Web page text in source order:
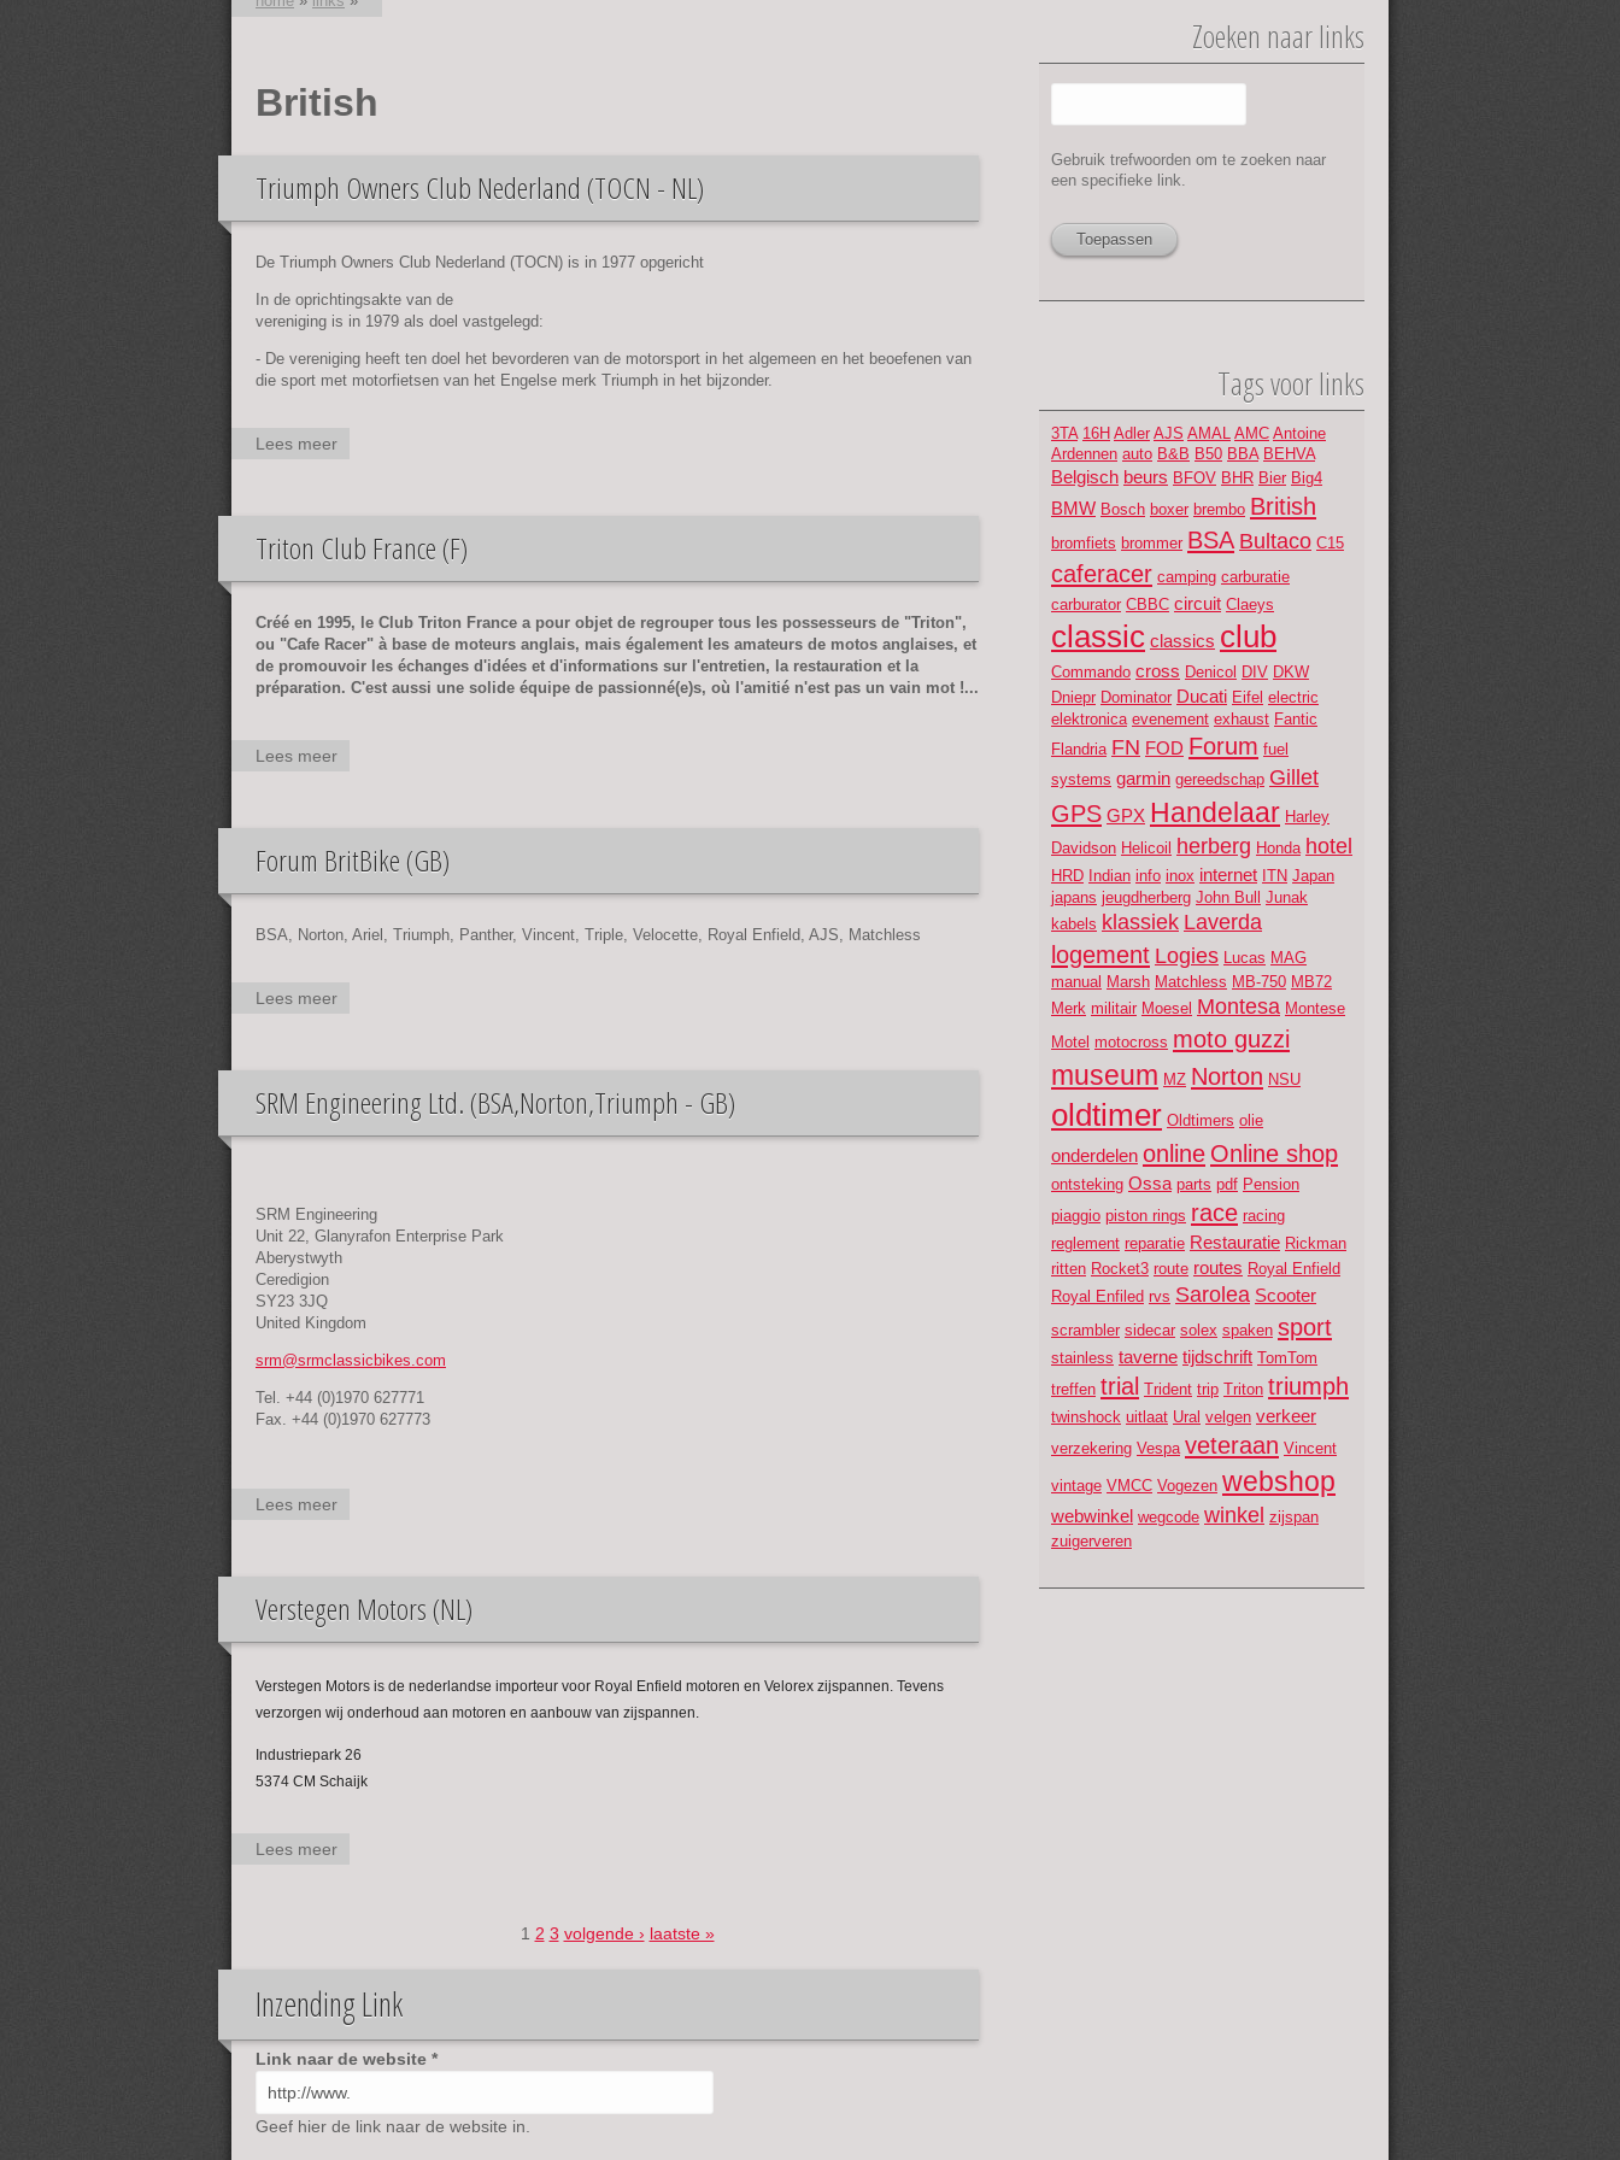
U bent hier
British
Triumph Owners Club Nederland (TOCN - NL)
De Triumph Owners Club Nederland (TOCN) is in 1977 opgericht
In de oprichtingsakte van de
vereniging is in 1979 als doel vastgelegd:
- De vereniging heeft ten doel het bevorderen van de motorsport in het algemeen en het beoefenen van
die sport met motorfietsen van het Engelse merk Triumph in het bijzonder.
Lees meer
Nederland
(TOCN -
NL)
Triton Club France (F)
Créé en 1995, le Club Triton France a pour objet de regrouper tous les possesseurs de "Triton",
ou "Cafe Racer" à base de moteurs anglais, mais également les amateurs de motos anglaises, et
de promouvoir les échanges d'idées et d'informations sur l'entretien, la restauration et la
préparation. C'est aussi une solide équipe de passionné(e)s, où l'amitié n'est pas un vain mot !...
Lees meer
(F)
Forum BritBike (GB)
BSA, Norton, Ariel, Triumph, Panther, Vincent, Triple, Velocette, Royal Enfield, AJS, Matchless
Lees meer
SRM Engineering Ltd. (BSA,Norton,Triumph - GB)
SRM Engineering
Unit 22, Glanyrafon Enterprise Park
Aberystwyth
Ceredigion
SY23 3JQ
United Kingdom
srm@srmclassicbikes.com
Tel. +44 (0)1970 627771
Fax. +44 (0)1970 627773
Lees meer
Verstegen Motors (NL)
Verstegen Motors is de nederlandse importeur voor Royal Enfield motoren en Velorex zijspannen. Tevens
verzorgen wij onderhoud aan motoren en aanbouw van zijspannen.
Industriepark 26
5374 CM Schaijk
Lees meer
1 2 3 volgende › laatste »
Inzending Link
Link naar de website *
Geef hier de link naar de website in.
Zijbalk
Zoeken naar links
Gebruik trefwoorden om te zoeken naar
een specifieke link.
Tags voor links
3TA 16H Adler AJS AMAL AMC Antoine
Ardennen auto B&B B50 BBA BEHVA
Belgisch beurs BFOV BHR Bier Big4
BMW Bosch boxer brembo British
bromfiets brommer BSA Bultaco C15
caferacer camping carburatie
carburator CBBC circuit Claeys
classic classics club
Commando cross Denicol DIV DKW
Dniepr Dominator Ducati Eifel electric
elektronica evenement exhaust Fantic
Flandria FN FOD Forum fuel
systems garmin gereedschap Gillet
GPS GPX Handelaar Harley
Davidson Helicoil herberg Honda hotel
HRD Indian info inox internet ITN Japan
japans jeugdherberg John Bull Junak
kabels klassiek Laverda
logement Logies Lucas MAG
manual Marsh Matchless MB-750 MB72
Merk militair Moesel Montesa Montese
Motel motocross moto guzzi
museum MZ Norton NSU
oldtimer Oldtimers olie
onderdelen online Online shop
ontsteking Ossa parts pdf Pension
piaggio piston rings race racing
reglement reparatie Restauratie Rickman
ritten Rocket3 route routes Royal Enfield
Royal Enfiled rvs Sarolea Scooter
scrambler sidecar solex spaken sport
stainless taverne tijdschrift TomTom
treffen trial Trident trip Triton triumph
twinshock uitlaat Ural velgen verkeer
verzekering Vespa veteraan Vincent
vintage VMCC Vogezen webshop
webwinkel wegcode winkel zijspan
zuigerveren